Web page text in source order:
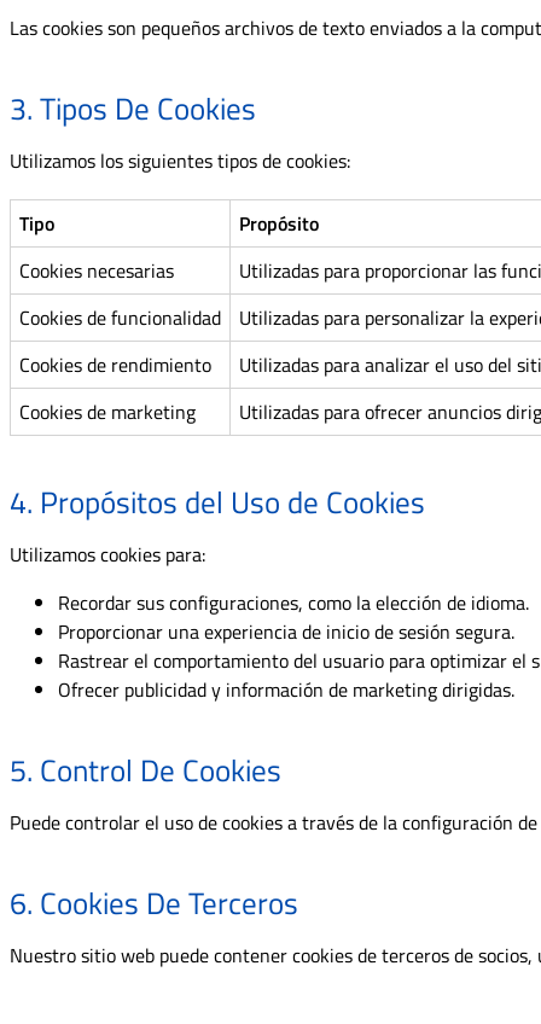
Las cookies son pequeños archivos de texto enviados a la
3. Tipos De Cookies
Utilizamos los siguientes tipos de cookies:
Tipo
Propósito
Cookies necesarias
Utilizadas para proporcionar las
Cookies de funcionalidad
Utilizadas para personalizar la
Cookies de rendimiento
Utilizadas para analizar el uso del
Cookies de marketing
Utilizadas para ofrecer anuncios
4. Propósitos del Uso de Cookies
Utilizamos cookies para:
Recordar sus configuraciones, como la elección de idioma.
Proporcionar una experiencia de inicio de sesión segura.
Rastrear el comportamiento del usuario para optimizar el
Ofrecer publicidad y información de marketing dirigidas.
5. Control De Cookies
Puede controlar el uso de cookies a través de la configuración
6. Cookies De Terceros
Nuestro sitio web puede contener cookies de terceros de